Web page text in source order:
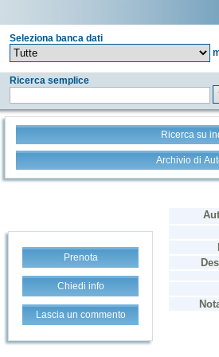
Seleziona banca dati
Ricerca semplice
Ricerca su
Archivio di
Prenota
Chiedi info
Lascia un commento